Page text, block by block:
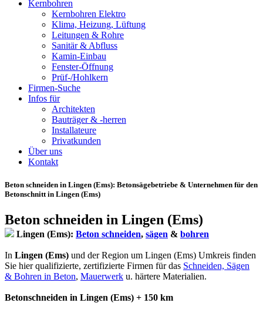
Kernbohren
Kernbohren Elektro
Klima, Heizung, Lüftung
Leitungen & Rohre
Sanitär & Abfluss
Kamin-Einbau
Fenster-Öffnung
Prüf-/Hohlkern
Firmen-Suche
Infos für
Architekten
Bauträger & -herren
Installateure
Privatkunden
Über uns
Kontakt
Beton schneiden in Lingen (Ems): Betonsägebetriebe & Unternehmen für den
Betonschnitt in Lingen (Ems)
Beton schneiden in Lingen (Ems)
Lingen (Ems): Beton schneiden, sägen & bohren
In Lingen (Ems) und der Region um Lingen (Ems) Umkreis finden
Sie hier qualifizierte, zertifizierte Firmen für das Schneiden, Sägen
& Bohren in Beton, Mauerwerk u. härtere Materialien.
Betonschneiden in Lingen (Ems) + 150 km